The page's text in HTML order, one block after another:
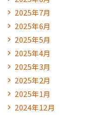
2025年7月
2025年6月
2025年5月
2025年4月
2025年3月
2025年2月
2025年1月
2024年12月